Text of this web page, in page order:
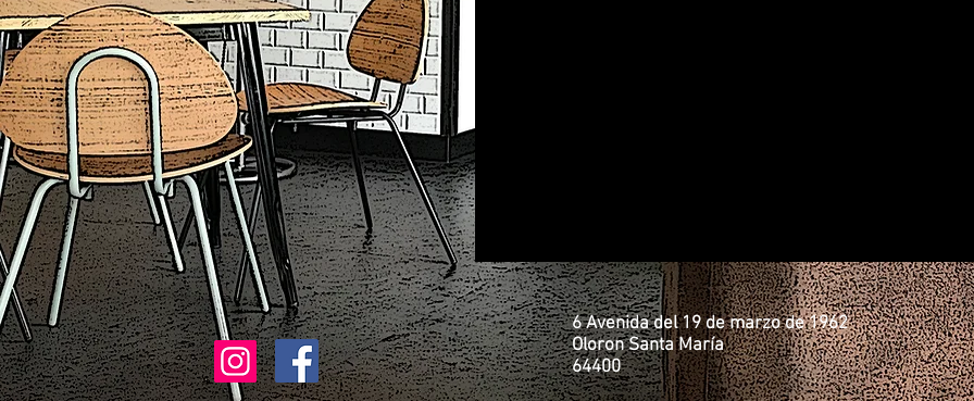
6 Avenida del 19 de marzo de 1962
Oloron Santa María
64400